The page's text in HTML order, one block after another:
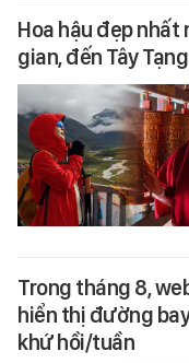
Hoa hậu đẹp nhất
gian, đến Tây
Trong tháng 8,
hiển thị đường bay
khứ hồi/tuần